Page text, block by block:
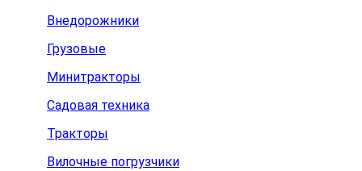
Внедорожники
Грузовые
Минитракторы
Садовая техника
Тракторы
Вилочные погрузчики